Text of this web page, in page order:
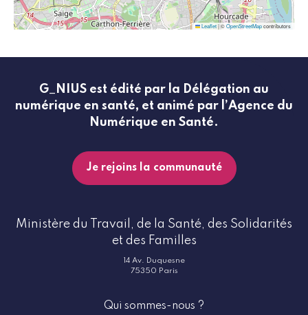
Leaflet|©OpenStreetMapcontributors
G_NIUS est édité par la Délégation au
numérique en santé, et animé par l’Agence du
Numérique en Santé.
Je rejoins la communauté
Ministère du Travail, de la Santé, des Solidarités
et des Familles
14 Av. Duquesne
75350 Paris
Qui sommes-nous ?